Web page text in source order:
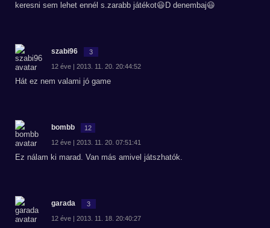
keresni sem lehet ennél s.zarabb játékot😃D denembaj😃
szabi96 3
12 éve | 2013. 11. 20. 20:44:52
Hát ez nem valami jó game
bombb 12
12 éve | 2013. 11. 20. 07:51:41
Ez nálam ki marad. Van más amivel játszhatók.
garada 3
12 éve | 2013. 11. 18. 20:40:27